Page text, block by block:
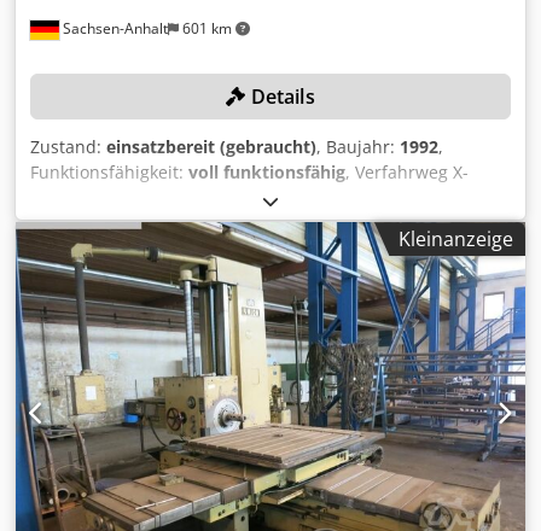
Sachsen-Anhalt 601 km
Details
Zustand: einsatzbereit (gebraucht), Baujahr: 1992,
Funktionsfähigkeit: voll funktionsfähig, Verfahrweg X-
, Verfahrweg Y-Achse:
Verfahrweg Z-Achse:1’600 mm, Spindeldurchmesser:130
, Spindeldrehzahl (max.):2’000 U/min, TECHNISCHE
DETAILS Verfahrweg X-Achse: 2.000 mm Verfahrweg Y-
Achse: 1.600 mm Verfahrweg Z-Achse: 1.600 mm W-Achse:
600 mm W-Weg (Bohrspindelausschub): 900 mm
Aufbohrdurchmesser: 800 mm Spindeldurchmesser: 130
mm Spindeldrehzahl: 10 - 2.000 U/min Dodpfsyvtrfsx Ac
Tsck Drehmoment an der Bohrspindel max.: 3.150 Nm
Tischbelastung: 8.000 kg Tischgröße: 2.000 x 1.600 mm
Aufspannfläche: 1.800 x 2.000 mm T - Nuten Breite: 28 mm
T - Nuten Abstand: 160 mm Eilgang X-Achse: 2.500 m/min
Eilgang Z-Achse: 2.500 m/min Vorschub W-Achse: 2.500
Kleinanzeige